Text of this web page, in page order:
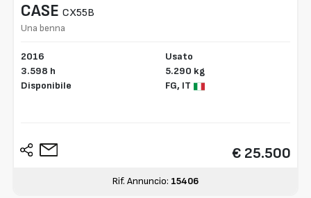
CASE CX55B
Una benna
2016
3.598 h
Disponibile
Usato
5.290 kg
FG, IT
€ 25.500
Rif. Annuncio: 15406